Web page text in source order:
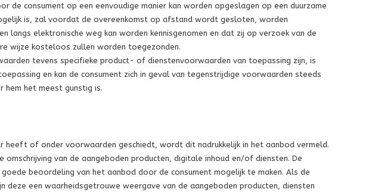
de consument op een eenvoudige manier kan worden opgeslagen op een duurzame
is, zal voordat de overeenkomst op afstand wordt gesloten, worden
langs elektronische weg kan worden kennisgenomen en dat zij op verzoek van de
wijze kosteloos zullen worden toegezonden.
tevens specifieke product- of dienstenvoorwaarden van toepassing zijn, is
en kan de consument zich in geval van tegenstrijdige voorwaarden steeds
hem het meest gunstig is.
heeft of onder voorwaarden geschiedt, wordt dit nadrukkelijk in het aanbod vermeld.
van de aangeboden producten, digitale inhoud en/of diensten. De
beoordeling van het aanbod door de consument mogelijk te maken. Als de
deze een waarheidsgetrouwe weergave van de aangeboden producten, diensten